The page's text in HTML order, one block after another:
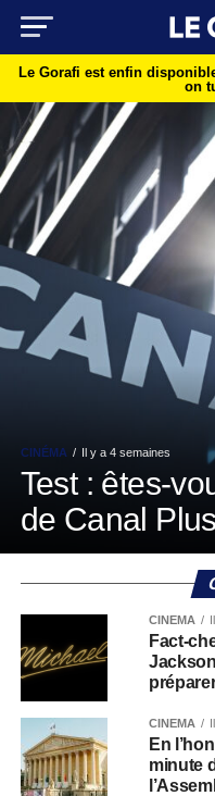
Le Gorafi est enfin
on
CINÉMA Il y a 4 semaines
Test : êtes-
de Canal
CINÉMA
Fact-
CINÉMA
En
minute